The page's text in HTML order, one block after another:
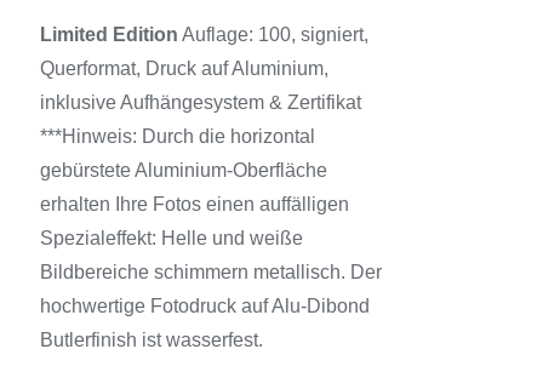
AUF
PRODUKTSEITE
GEWÄHLT
Limited Edition Auflage: 100, signiert,
Querformat, Druck auf Aluminium,
inklusive Aufhängesystem & Zertifikat
***Hinweis: Durch die horizontal
gebürstete Aluminium-Oberfläche
erhalten Ihre Fotos einen auffälligen
Spezialeffekt: Helle und weiße
Bildbereiche schimmern metallisch. Der
hochwertige Fotodruck auf Alu-Dibond
Butlerfinish ist wasserfest.